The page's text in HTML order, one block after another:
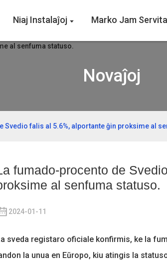
Niaj Instalaĵoj Marko Jam Servita
Novaĵoj
Svedio falis al 5.6%, alportante ĝin proksime al
fumado-procento de
al senfuma statuso.
2024-01-11
sveda registaro oficiale konfirmis, ke la
la unua en Eŭropo, kiu atingis la